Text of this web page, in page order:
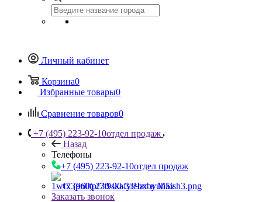
Личный кабинет
Корзина0
Избранные товары0
Сравнение товаров0
+7 (495) 223-92-10отдел продаж
Назад
Телефоны
+7 (495) 223-92-10отдел продаж
+7 (960) 230-00-33Чат в Max
Заказать звонок